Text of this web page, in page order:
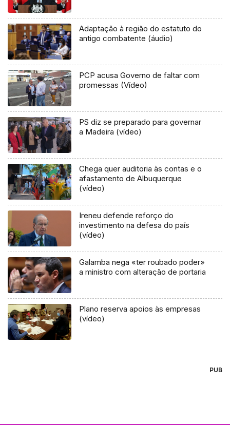
Adaptação à região do estatuto do
antigo combatente (áudio)
PCP acusa Governo de faltar com
promessas (Vídeo)
PS diz se preparado para governar
a Madeira (vídeo)
Chega quer auditoria às contas e o
afastamento de Albuquerque
(vídeo)
Ireneu defende reforço do
investimento na defesa do país
(vídeo)
Galamba nega «ter roubado poder»
a ministro com alteração de portaria
Plano reserva apoios às empresas
(vídeo)
PUB